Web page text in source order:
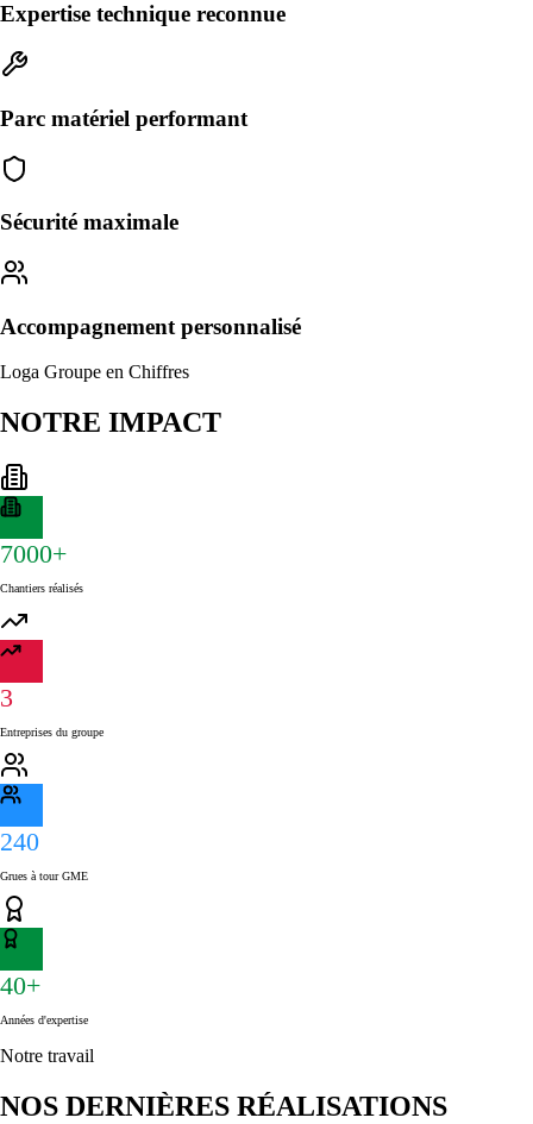
Expertise technique reconnue
Parc matériel performant
Sécurité maximale
Accompagnement personnalisé
Loga Groupe en Chiffres
NOTRE IMPACT
7000+
Chantiers réalisés
3
Entreprises du groupe
240
Grues à tour GME
40+
Années d'expertise
Notre travail
NOS DERNIÈRES RÉALISATIONS